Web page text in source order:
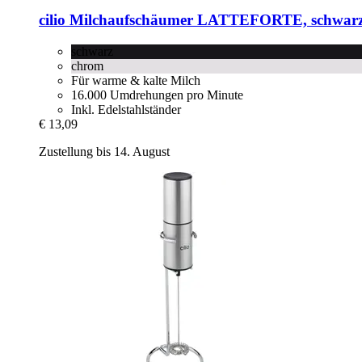
cilio Milchaufschäumer LATTEFORTE,
schwarz
chrom
Für warme & kalte Milch
16.000 Umdrehungen pro Minute
Inkl. Edelstahlständer
€ 13,09
Zustellung bis 14. August